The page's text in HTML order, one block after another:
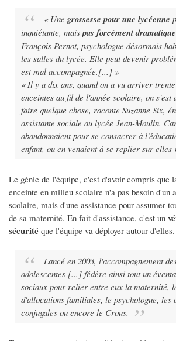
« Une grossesse pour une lycéenne
inquiétante, mais pas forcément dramatique
François Pernot, psychologue désormais
les salles du lycée. Elle peut devenir
est mal accompagnée.[...] »
« Il y a dix ans, quand on a vu arriver
enceintes au fil de l'année scolaire, on s'est
faire quelque chose, raconte Suzanne Six,
assistante sociale au lycée Jean-Moulin.
abandonnaient pour se consacrer à
enfant, ou en venaient à se replier sur
Le génie de l'équipe, c'est d'avoir compris que
enceinte en milieu scolaire n'a pas besoin d'un
scolaire, mais d'une assistance pour assumer
de sa maternité. En fait d'assistance, c'est un
sécurité que l'équipe va déployer autour d'elles.
Lancé en 2003, l'accompagnement
adolescentes [...] fédère ainsi tout un
sociaux pour relier entre eux la maternité,
d'allocations familiales, le psychologue, les
conjugales ou encore le Crous.